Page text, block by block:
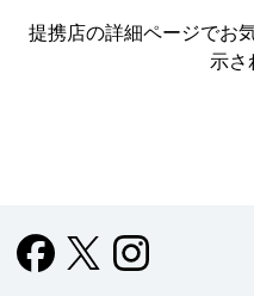
提携店の詳細ページでお
示さ